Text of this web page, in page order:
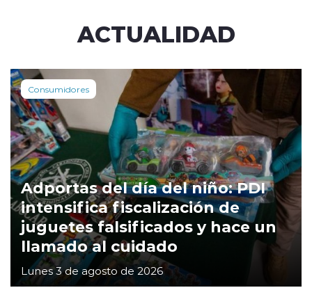
ACTUALIDAD
Consumidores
Adportas del día del niño: PDI
intensifica fiscalización de
juguetes falsificados y hace un
llamado al cuidado
Lunes 3 de agosto de 2026